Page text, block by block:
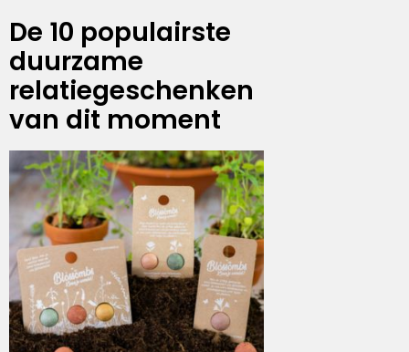
De 10 populairste
duurzame
relatiegeschenken
van dit moment